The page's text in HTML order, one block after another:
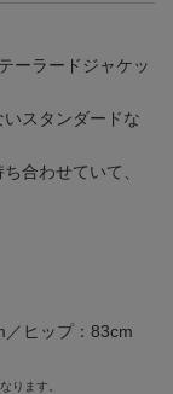
ーラードジャケッ
スタンダードな
合わせていて、
ヒップ：83cm
ります。